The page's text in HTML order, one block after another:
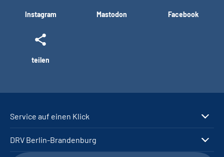
Instagram Mastodon Facebook
teilen
Service auf einen Klick
DRV Berlin-Brandenburg